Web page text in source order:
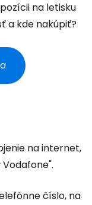
na letisku
a kde nakúpiť?
na internet,
Vodafone".
číslo, na